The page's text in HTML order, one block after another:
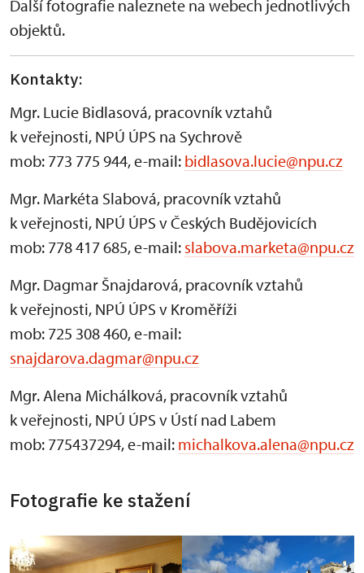
Další fotografie naleznete na webech jednotlivých
objektů.
Kontakty:
Mgr. Lucie Bidlasová, pracovník vztahů
k veřejnosti, NPÚ ÚPS na Sychrově
mob: 773 775 944, e-mail: bidlasova.lucie@npu.cz
Mgr. Markéta Slabová, pracovník vztahů
k veřejnosti, NPÚ ÚPS v Českých Budějovicích
mob: 778 417 685, e-mail: slabova.marketa@npu.cz
Mgr. Dagmar Šnajdarová, pracovník vztahů
k veřejnosti, NPÚ ÚPS v Kroměříži
mob: 725 308 460, e-mail:
snajdarova.dagmar@npu.cz
Mgr. Alena Michálková, pracovník vztahů
k veřejnosti, NPÚ ÚPS v Ústí nad Labem
mob: 775437294, e-mail: michalkova.alena@npu.cz
Fotografie ke stažení